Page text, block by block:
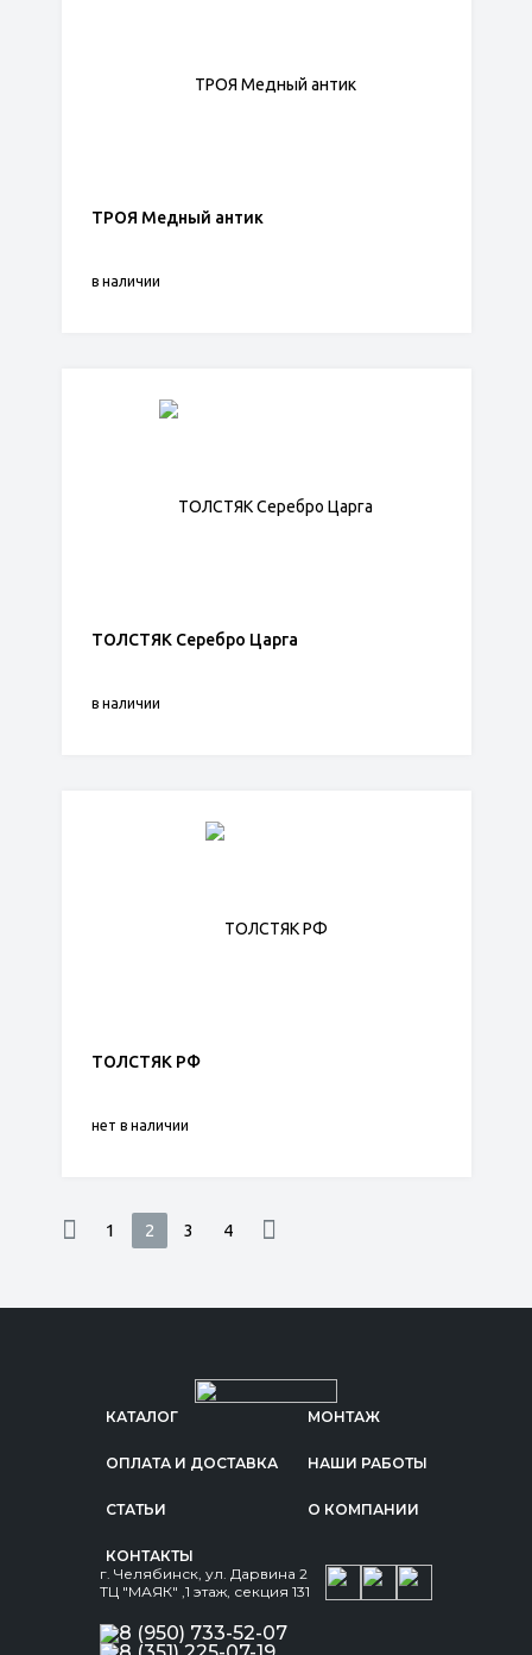
ТРОЯ Медный антик
в наличии
ТОЛСТЯК Серебро Царга
в наличии
ТОЛСТЯК РФ
нет в наличии
1 2 3 4
КАТАЛОГ МОНТАЖ
ОПЛАТА И ДОСТАВКА НАШИ РАБОТЫ
СТАТЬИ О КОМПАНИИ
КОНТАКТЫ
г. Челябинск, ул. Дарвина 2
ТЦ "МАЯК" ,1 этаж, секция 131
8 (950) 733-52-07